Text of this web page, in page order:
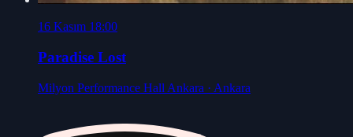
16 Kasım 18:00
Paradise Lost
Milyon Performance Hall Ankara · Ankara